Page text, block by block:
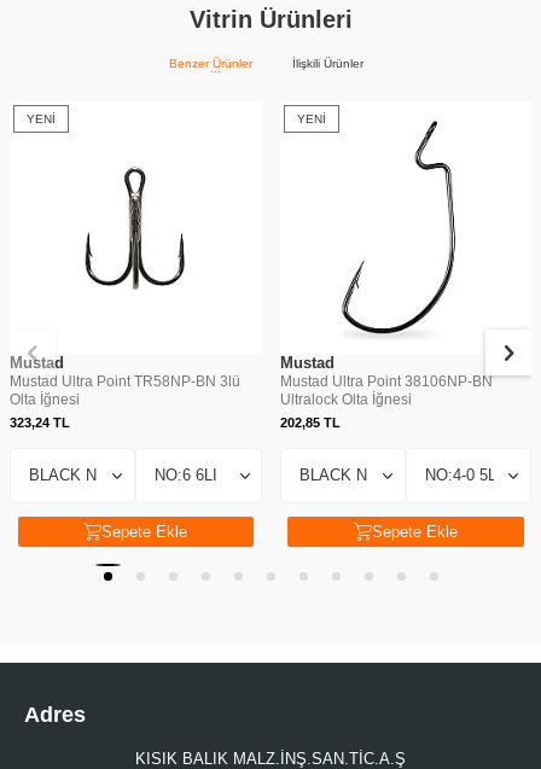
Vitrin Ürünleri
Benzer Ürünler İlişkili Ürünler
YENI
Mustad
Mustad Ultra Point TR58NP-BN 3lü
Olta İğnesi
323,24 TL
Sepete Ekle
YENI
Mustad
Mustad Ultra Point 38106NP-BN
Ultralock Olta İğnesi
202,85TL
Sepete Ekle
Adres
KISIK BALIK MALZ.İNŞ.SAN.TİC.A.Ş